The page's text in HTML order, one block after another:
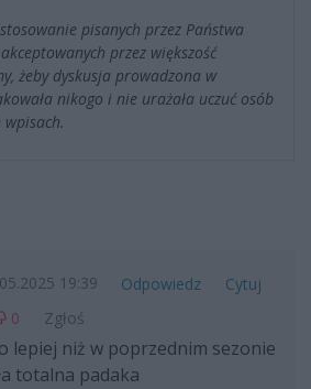
pisanych przez Państwa
przez większość
żeby dyskusja prowadzona w
nikogo i nie urażała uczuć osób
19:39 Odpowiedz
Cytuj
0 Zgłoś
lepiej niż w poprzednim sezonie
totalna padaka